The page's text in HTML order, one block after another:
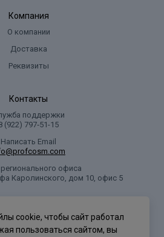
Компания
О компании
Доставка
Реквизиты
Контакты
поддержки
(922) 797‑51-15
Написать Email
офиса
Каролинского, дом 10, офис 5
cookie, чтобы сайт работал
пользоваться сайтом, вы